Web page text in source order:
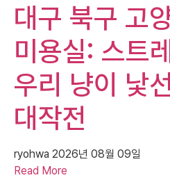
대구 북구 고
미용실: 스트
우리 냥이 낯
대작전
ryohwa 2026년 08월 09일
Read More